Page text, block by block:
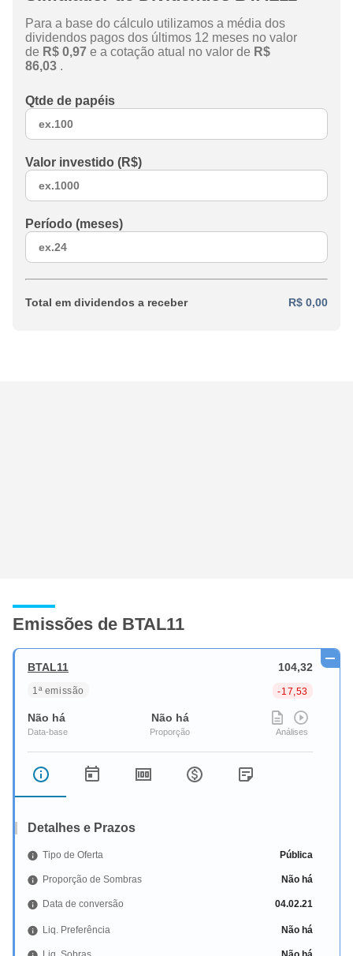
Para a base do cálculo utilizamos a média dos
dividendos pagos dos últimos 12 meses no valor
de R$ 0,97 e a cotação atual no valor de R$
86,03 .
Qtde de papéis
Valor investido (R$)
Período (meses)
Total em dividendos a receber R$ 0,00
Emissões de BTAL11
BTAL11
1ª emissão
104,32
-17,53
Não há Não há
Detalhes e Prazos
Tipo de Oferta Pública
Proporção de Sombras Não há
Data de conversão 04.02.21
Liq. Preferência Não há